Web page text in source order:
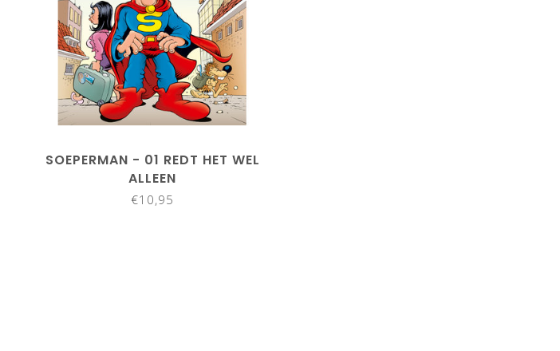
SOEPERMAN - 01 REDT HET WEL
ALLEEN
€10,95